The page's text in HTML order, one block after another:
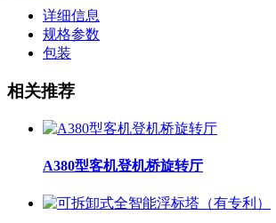
详细信息
规格参数
包装
相关推荐
A380型客机登机桥旋转厅